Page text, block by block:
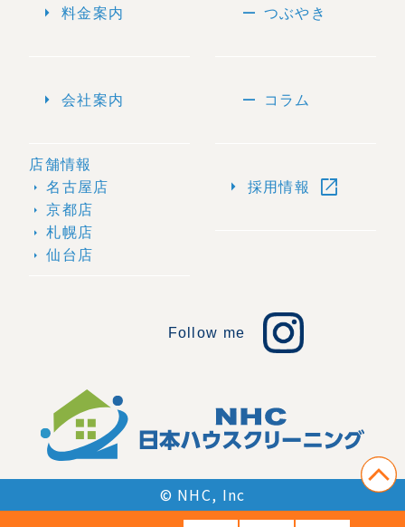
arrow_right 料金案内
arrow_right 会社案内
店舗情報
arrow_right 名古屋店
arrow_right 京都店
arrow_right 札幌店
arrow_right 仙台店
remove つぶやき
remove コラム
arrow_right 採用情報 open_in_new
Follow me
© NHC, Inc